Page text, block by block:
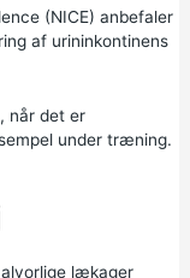
(NICE) anbefaler
af urininkontinens
når det er
under træning.
lækager